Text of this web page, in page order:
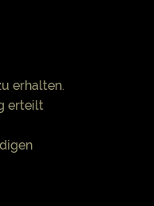
erhalten.
erteilt